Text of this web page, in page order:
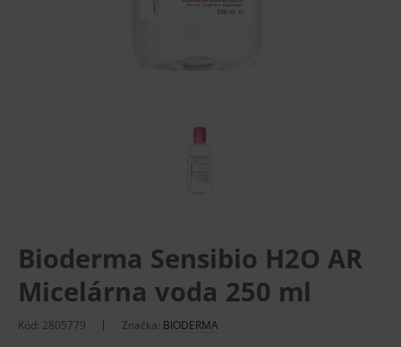
Bioderma Sensibio H2O AR
Micelárna voda 250 ml
Kód: 2805779 Značka: BIODERMA